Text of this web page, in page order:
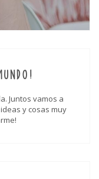
Juntos vamos a
y cosas muy